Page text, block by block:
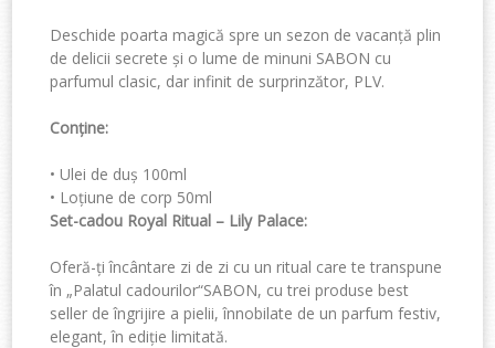
Deschide poarta magică spre un sezon de vacanță plin
de delicii secrete și o lume de minuni SABON cu
parfumul clasic, dar infinit de surprinzător, PLV.
Conține:
• Ulei de duș 100ml
• Loțiune de corp 50ml
Set-cadou Royal Ritual – Lily Palace:
Oferă-ți încântare zi de zi cu un ritual care te transpune
în „Palatul cadourilor“SABON, cu trei produse best
seller de îngrijire a pielii, înnobilate de un parfum festiv,
elegant, în ediție limitată.